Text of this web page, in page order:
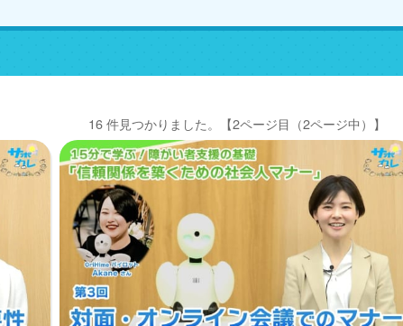
16 件見つかりました。 【2ページ目（2ページ中）】